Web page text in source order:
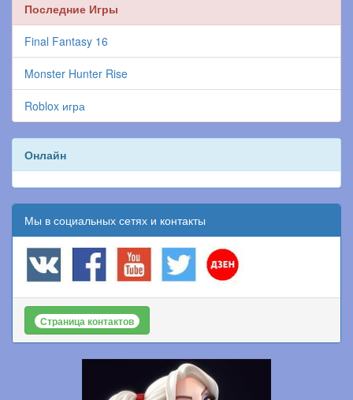
Последние Игры
Final Fantasy 16
Monster Hunter Rise
Roblox игра
Онлайн
Мы в социальных сетях и контакты
Страница контактов